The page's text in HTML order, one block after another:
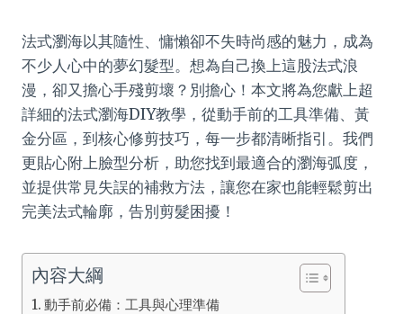
法式瀏海以其隨性、慵懶卻不失時尚感的魅力，成為
不少人心中的夢幻髮型。想為自己換上這股法式浪
漫，卻又擔心手殘剪壞？別擔心！本文將為您獻上超
詳細的法式瀏海DIY教學，從動手前的工具準備、黃
金分區，到核心修剪技巧，每一步都清晰指引。我們
更貼心附上臉型分析，助您找到最適合的瀏海弧度，
並提供常見失誤的補救方法，讓您在家也能輕鬆剪出
完美法式輪廓，告別剪髮困擾！
內容大綱
動手前必備：工具與心理準備